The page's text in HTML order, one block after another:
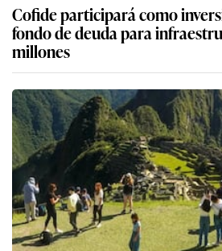
Cofide participará como
fondo de deuda para
millones